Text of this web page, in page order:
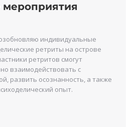
индивидуальные
ретриты на острове
ретритов смогут
взаимодействовать с
развить осознанность, а также
опыт.